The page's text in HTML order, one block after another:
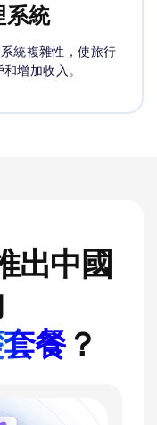
系統
統複雜性，使旅行
增加收入。
出中國
餐？